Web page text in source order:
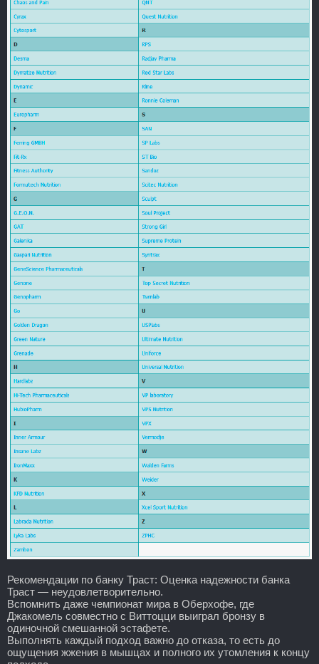
Рекомендации по банку Траст: Оценка надежности банка
Траст — неудовлетворительно.
Вспомнить даже чемпионат мира в Оберхофе, где
Джакомель совместно с Виттоцци выиграл бронзу в
одиночной смешанной эстафете.
Выполнять каждый подход важно до отказа, то есть до
ощущения жжения в мышцах и полного их утомления к концу